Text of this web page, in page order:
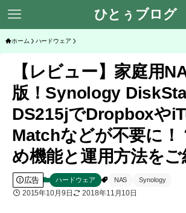
ひとぅブログ
ホーム ハードウェア
【レビュー】家庭用
版！Synology
DS215jでDropboxや
Matchなどが不要に！
め機能と運用方法をご
広告 ハードウェア NAS Synology
2015年10月9日 2018年11月10日